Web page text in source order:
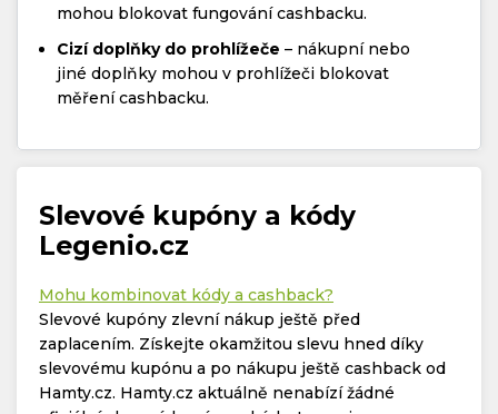
mohou blokovat fungování cashbacku.
Cizí doplňky do prohlížeče – nákupní nebo
jiné doplňky mohou v prohlížeči blokovat
měření cashbacku.
Slevové kupóny a kódy
Legenio.cz
Mohu kombinovat kódy a cashback?
Slevové kupóny zlevní nákup ještě před
zaplacením. Získejte okamžitou slevu hned díky
slevovému kupónu a po nákupu ještě cashback od
Hamty.cz. Hamty.cz aktuálně nenabízí žádné